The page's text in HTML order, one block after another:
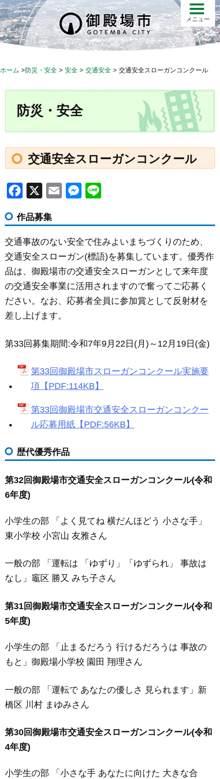
S
k
i
p
メニュー
ホーム >防災・安全 > 安全 > 交通安全 > 交通安全スローガンコンクール
防災・安全
交通安全スローガンコンクール
F
c
e
b
o
o
k
X
E
ail
M
ss
e
n
g
er
e
作品募集
交通事故のない安全で住みよいまちづくりのため、
交通安全スローガン(標語)を募集しています。優秀作
品は、御殿場市の交通安全スローガンとして来年度
の交通安全事業に活用されますので奮ってご応募く
ださい。なお、応募者全員に参加賞として反射材を
差し上げます。
第33回募集期間:令和7年9月22日(月)～12月19日(金)
第33回御殿場市スローガンコンクール実施要
項【PDF:114KB】
第33回御殿場市交通安全スローガンコンクー
ル応募用紙【PDF:56KB】
歴代優秀作品
第32回御殿場市交通安全スローガンコンクール(令和
6年度)
小学生の部 「よく見てね 横だんほどう 小さな手」
東小学校 小宮山 友雅さん
一般の部 「運転は 「ゆずり」「ゆずられ」 事故は
なし」竈区 勝又 みち子さん
第31回御殿場市交通安全スローガンコンクール(令和
5年度)
小学生の部 「止まるだろう 行けるだろうは 事故の
もと」御殿場小学校 園田 翔理さん
一般の部 「運転で あなたの優しさ 見られます」新
橋区 川村 まゆみさん
第30回御殿場市交通安全スローガンコンクール(令和
4年度)
小学生の部 「小さな手 あなたに向けた 大きな合